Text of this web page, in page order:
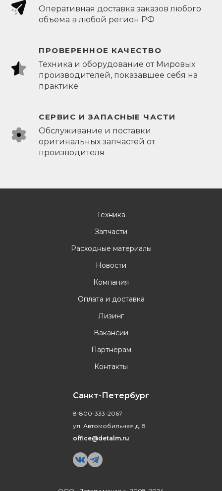
Оперативная доставка заказов любого
объема в любой регион РФ
ПРОВЕРЕННОЕ КАЧЕСТВО
Техника и оборудование от Мировых
производителей, показавшее себя на
практике
СЕРВИС И ЗАПАСНЫЕ ЧАСТИ
Обслуживание и поставки
оригинальных запчастей от
производителя
Техника
Запчасти
Расходные материалы
Новости
Компания
Оплата и доставка
Лизинг
Вакансии
Партнёрам
Контакты
Санкт-Петербург
8-800-333-2067
ул. Автомобильная д. 8
office@detalm.ru